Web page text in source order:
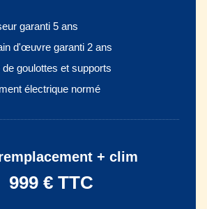
garanti 5 ans
d'œuvre garanti 2 ans
de goulottes et supports
électrique normé
+ clim
999 € TTC